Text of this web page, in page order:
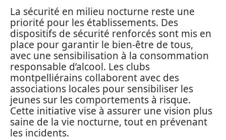
La sécurité en milieu nocturne reste une
priorité pour les établissements. Des
dispositifs de sécurité renforcés sont mis en
place pour garantir le bien-être de tous,
avec une sensibilisation à la consommation
responsable d’alcool. Les clubs
montpelliérains collaborent avec des
associations locales pour sensibiliser les
jeunes sur les comportements à risque.
Cette initiative vise à assurer une vision plus
saine de la vie nocturne, tout en prévenant
les incidents.